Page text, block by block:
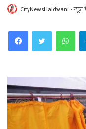
CityNewsHaldwani - न्यूज़